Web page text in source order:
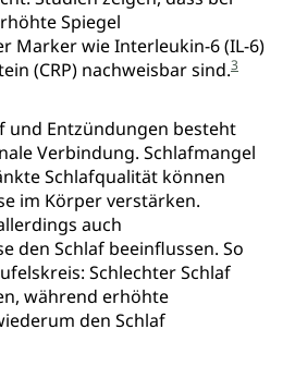
Spiegel
Marker wie Interleukin-6 (IL-6)
(CRP) nachweisbar sind.3
und Entzündungen besteht
Verbindung. Schlafmangel
Schlafqualität können
im Körper verstärken.
auch
den Schlaf beeinflussen. So
Schlechter Schlaf
während erhöhte
den Schlaf